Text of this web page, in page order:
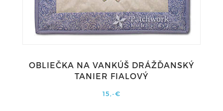
OBLIEČKA NA VANKÚŠ DRÁŽĎANSKÝ
TANIER FIALOVÝ
15,-€